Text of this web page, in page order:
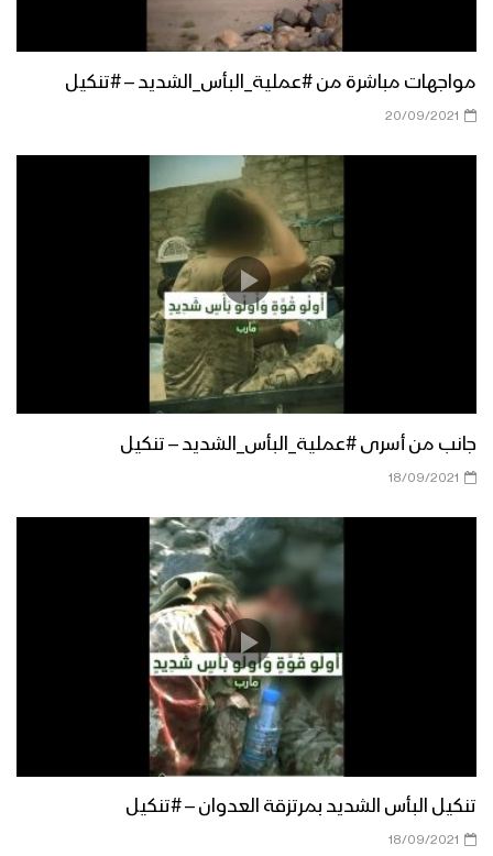
مواجهات مباشرة من #عملية_البأس_الشديد – #تنكيل
20/09/2021
جانب من أسرى #عملية_البأس_الشديد – تنكيل
18/09/2021
تنكيل البأس الشديد بمرتزقة العدوان – #تنكيل
18/09/2021